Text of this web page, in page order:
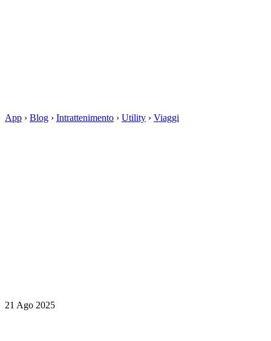
App › Blog › Intrattenimento › Utility › Viaggi
21 Ago 2025